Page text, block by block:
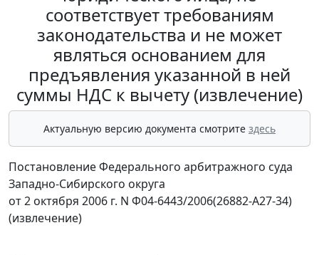
соответствует требованиям
законодательства и не может
являться основанием для
предъявления указанной в ней
суммы НДС к вычету (извлечение)
Актуальную версию документа смотрите здесь
Постановление Федерального арбитражного суда
Западно-Сибирского округа
от 2 октября 2006 г. N Ф04-6443/2006(26882-А27-34)
(извлечение)